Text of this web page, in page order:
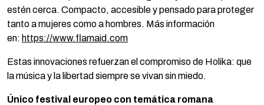
estén cerca. Compacto, accesible y pensado para proteger
tanto a mujeres como a hombres. Más información
en: https://www.flamaid.com
Estas innovaciones refuerzan el compromiso de Holika: que
la música y la libertad siempre se vivan sin miedo.
Único festival europeo con temática romana